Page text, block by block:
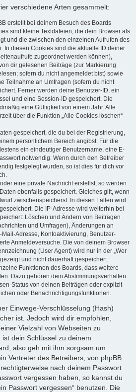
verschiedene Arten gesammelt:
erstellt bei deinem Besuch des Boards
sind kleine Textdateien, die dein Browser als
und die zwischen den einzelnen Aufrufen des
In diesen Cookies sind die aktuelle ID deiner
zugeordnet werden können),
dir gelesenen Beiträge (zur Markierung
sofern du nicht angemeldet bist) sowie
Teilnahme an Umfragen (sofern du nicht
Ferner werden deine Benutzer-ID, ein
und eine Session-ID gespeichert. Die
eine Gültigkeit von einem Jahr. Alle
über die Funktion „Alle Cookies löschen“
gespeichert, die du bei der Registrierung,
persönlichem Bereich angibst. Für die
ein eindeutiger Benutzername, eine E-
notwendig. Wenn durch den Betreiber
festgelegt wurden, so ist dies für dich vor
eine private Nachricht erstellst, so werden
ebenfalls gespeichert. Gleiches gilt, wenn
zwischenspeicherst. In diesen Fällen wird
Die IP-Adresse wird weiterhin bei
Löschen und Ändern von Beiträgen
und Umfragen), Änderungen an
Adresse, Kontoaktivierung, Benutzer-
Anmeldeversuche. Die von deinem Browser
(User Agent) wird nur in der „Wer
und nicht dauerhaft gespeichert.
Funktionen des Boards, dass weitere
Dazu gehören dein Abstimmungsverhalten
Status von deinen Beiträgen oder explizit
oder Benachrichtigungsfunktionen.
Einwege-Verschlüsselung (Hash)
ist. Jedoch wird dir empfohlen,
Vielzahl von Webseiten zu
dein Schlüssel zu deinem
also geh mit ihm sorgsam um.
Vertreter des Betreibers, von phpBB
nach deinem Passwort
vergessen haben, so kannst du
Passwort vergessen“ benutzen. Die